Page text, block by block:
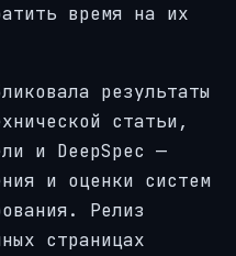
время на их
результаты
статьи,
и DeepSpec —
и оценки систем
Релиз
страницах